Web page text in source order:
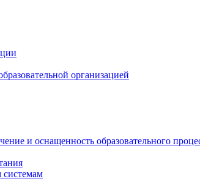
организацией
и оснащенность образовательного